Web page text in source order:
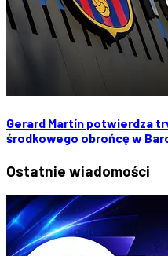
Gerard Martín potwierdza
środkowego obrońcę w
Ostatnie wiadomości